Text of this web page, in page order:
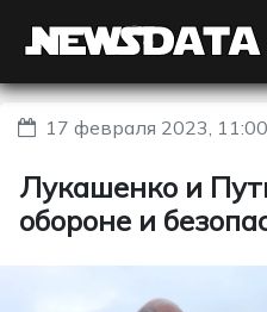
17 февраля 2023, 11:00
Лукашенко и
обороне и